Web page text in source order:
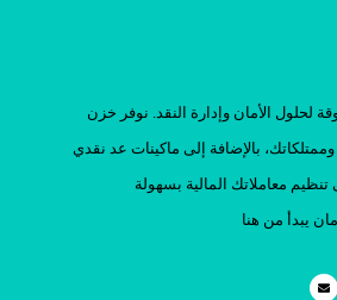
لحلول الأمان وإدارة النقد. نوفر خزن
بالإضافة إلى ماكينات عد نقدي
معاملاتك المالية بسهولة
يبدأ من هنا